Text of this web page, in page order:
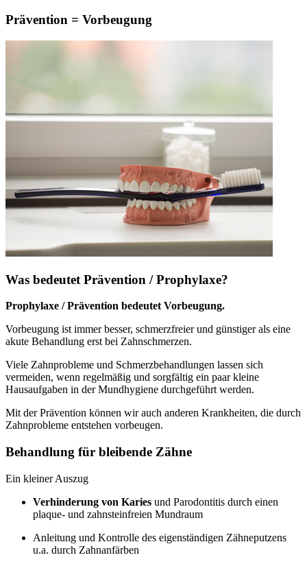
Prävention = Vorbeugung
Was bedeutet Prävention / Prophylaxe?
Prophylaxe / Prävention bedeutet Vorbeugung.
Vorbeugung ist immer besser, schmerzfreier und günstiger als eine
akute Behandlung erst bei Zahnschmerzen.
Viele Zahnprobleme und Schmerzbehandlungen lassen sich
vermeiden, wenn regelmäßig und sorgfältig ein paar kleine
Hausaufgaben in der Mundhygiene durchgeführt werden.
Mit der Prävention können wir auch anderen Krankheiten, die durch
Zahnprobleme entstehen vorbeugen.
Behandlung für bleibende Zähne
Ein kleiner Auszug
Verhinderung von Karies und Parodontitis durch einen
plaque- und zahnsteinfreien Mundraum
Anleitung und Kontrolle des eigenständigen Zähneputzens
u.a. durch Zahnanfärben